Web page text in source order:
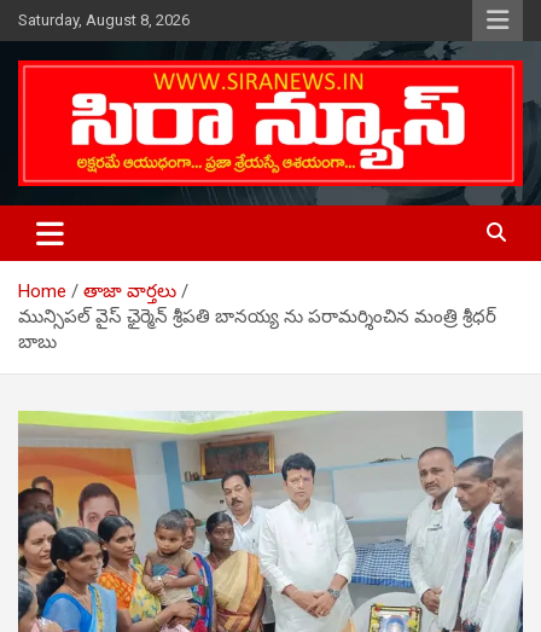
Skip
to
content
Saturday, August 8, 2026
SIRA NEWS
Telugu Online News Daily
Home
తాజా వార్తలు
మున్సిపల్ వైస్ ఛైర్మెన్ శ్రీపతి బానయ్య ను పరామర్శించిన మంత్రి శ్రీధర్
బాబు